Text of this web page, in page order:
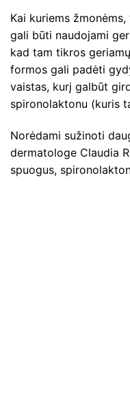
Kai kuriems
gali būti naudojami
kad tam tikros
formos gali padėti
vaistas, kurį galbūt
spironolaktonu (kuris
Norėdami sužinoti
dermatologe Claudia
spuogus,